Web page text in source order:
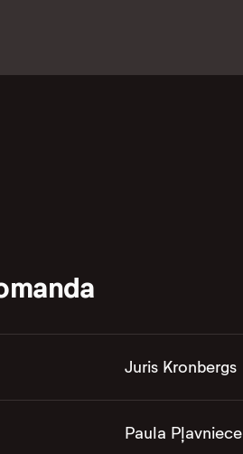
Juris Kronbergs
Paula Pļavniece